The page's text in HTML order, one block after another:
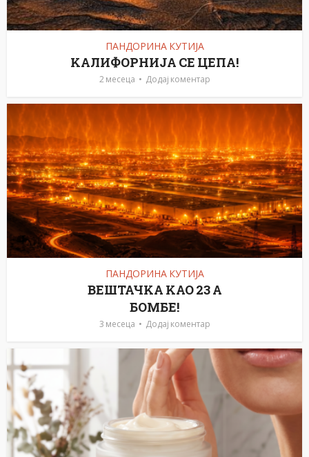
ПАНДОРИНА КУТИЈА
KАЛИФОРНИЈА СЕ ЦЕПА!
2 месеца Додај коментар
ПАНДОРИНА КУТИЈА
ВЕШТАЧKА KАО 23 А
БОМБЕ!
3 месеца Додај коментар